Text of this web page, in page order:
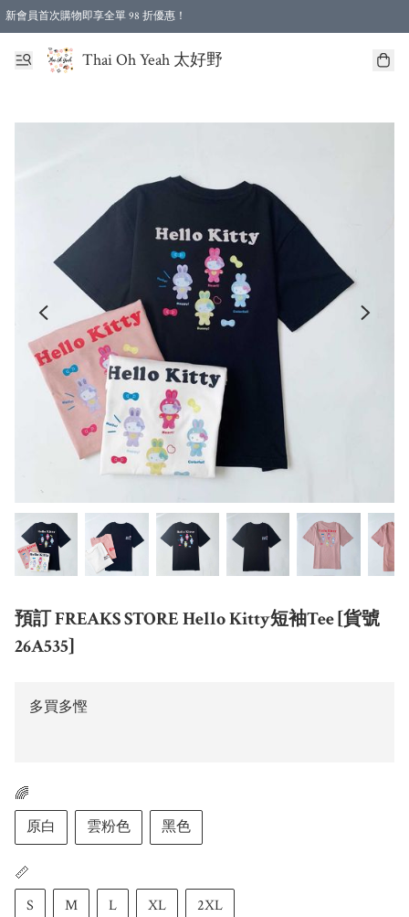
新會員首次購物即享全單 98 折優惠！
特選會員可享全單低至 96 折優惠！
Thai Oh Yeah 太好野
預訂 FREAKS STORE Hello Kitty短袖Tee [貨號
26A535]
多買多慳
🌈
原白
雲粉色 黑色
📏
S
M L XL 2XL